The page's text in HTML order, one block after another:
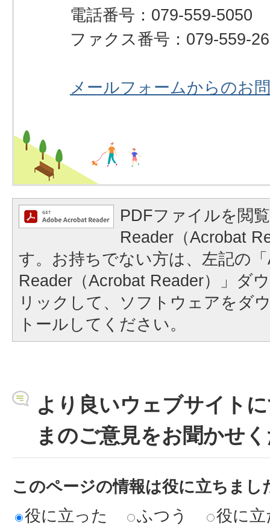
電話番号：079-559-5050
ファクス番号：079-559-
メールフォームからのお
PDFファイルを閲
Reader（Acrobat
す。お持ちでない方は、左記の
Reader（Acrobat Reader）」ダ
リックして、ソフトウェアをダ
トールしてください。
より良いウェブサイト
まのご意見をお聞かせ
このページの情報は役に立ちまし
役に立った
ふつう 役に